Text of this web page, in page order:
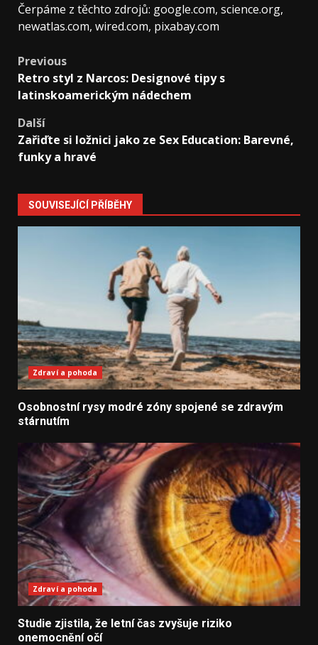
Čerpáme z těchto zdrojů: google.com, science.org,
newatlas.com, wired.com, pixabay.com
Post
navigation
Previous
Retro styl z Narcos: Designové tipy s
latinskoamerickým nádechem
Další
Zařiďte si ložnici jako ze Sex Education: Barevné,
funky a hravé
SOUVISEJÍCÍ PŘÍBĚHY
Zdraví a pohoda
Osobnostní rysy modré zóny spojené se zdravým
stárnutím
Zdraví a pohoda
Studie zjistila, že letní čas zvyšuje riziko
onemocnění očí